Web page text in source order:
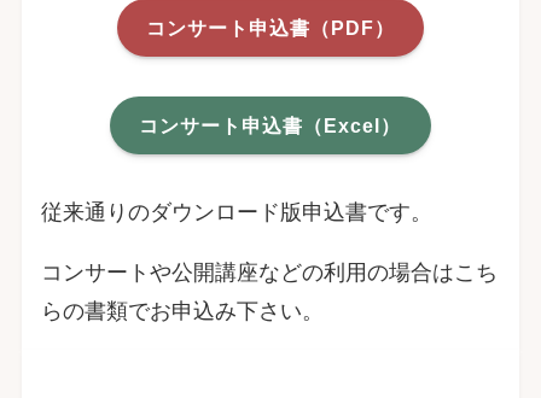
コンサート申込書（PDF）
コンサート申込書（Excel）
従来通りのダウンロード版申込書です。
コンサートや公開講座などの利用の場合はこち
らの書類でお申込み下さい。